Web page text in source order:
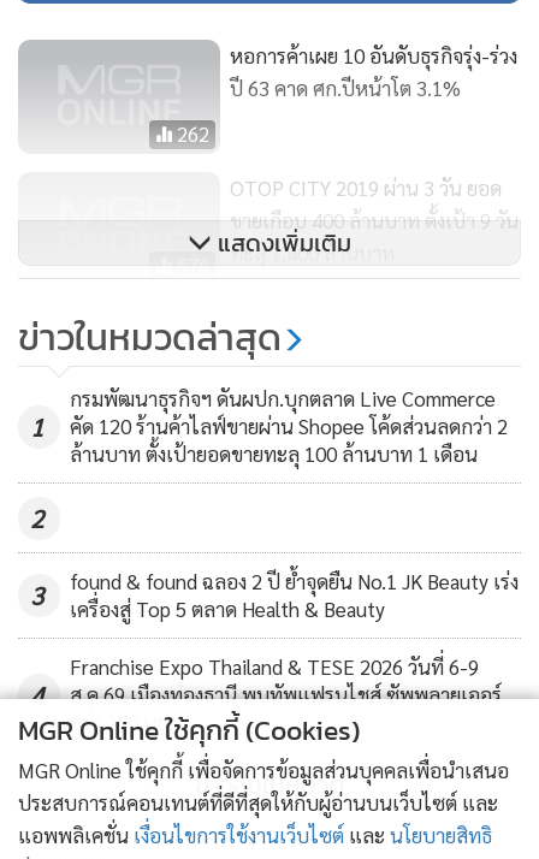
.ธุรกิจก่อสร้างและโครงสร้างพื้นฐาน ธุรกิจที่ปรึกษา
กฎหมาย บัญชี
และ อันดับ 10.ธุรกิจความเชื่อ ธุรกิจเกี่ยวด้านการท่องเที่ยวและ
ธุรกิจเครื่องสำอางและครีมบำรุงผิว และที่ธุรกิจความเชื่อ ที่ในปี
2562 ไม่ติด 1 ใน 10 ของธุรกิจดาวรุ่ง แต่มาติดในปีนี้ เนื่องจาก
ปัจจุบันคนจำนวนมากต้องการหาที่พึ่งยึดเหนี่ยวจิตใจทั้งด้าน
การงาน การเงิน ความรัก และความศรัทธา ประกอบกับความ
เชื่อเรื่องเครื่องรางของขลัง สิ่งศักดิ์สิทธิ์ เป็นสิ่งที่คู่กับอารยธรรม
สำคัญลูกค้าบางกลุ่มพร้อมที่จ่ายในทุกราคาเพื่อสิ่งที่ตนเองเชื่อ
262
หอการค้าเผย 10 อันดับธุรกิจรุ่ง-ร่วง
ปี 63 คาด ศก.ปีหน้าโต 3.1%
576
OTOP CITY 2019 ผ่าน 3 วัน ยอด
ขายเกือบ 400 ล้านบาท ตั้งเป้า 9 วัน
ทะลุ 1,400 ล้านบาท
539
ยิ่งใหญ่อาณาจักรของขวัญ วันแรก
ประเดิม 152 ล้านบาท
แสดงเพิ่มเติม
ข่าวในหมวดล่าสุด
1
กรมพัฒนาธุรกิจฯ ดันผปก.บุกตลาด Live Commerce
คัด 120 ร้านค้าไลฟ์ขายผ่าน Shopee โค้ดส่วนลดกว่า 2
ล้านบาท ตั้งเป้ายอดขายทะลุ 100 ล้านบาท 1 เดือน
2
3
found & found ฉลอง 2 ปี ย้ำจุดยืน No.1 JK Beauty เร่ง
เครื่องสู่ Top 5 ตลาด Health & Beauty
4
Franchise Expo Thailand & TESE 2026 วันที่ 6-9
ส.ค.69 เมืองทองธานี พบทัพแฟรนไชส์ ซัพพลายเออร์
กว่า 250 บูธ
ข่าวอื่นในหมวด
MGR Online ใช้คุกกี้ (Cookies)
MGR Online ใช้คุกกี้ เพื่อจัดการข้อมูลส่วนบุคคลเพื่อนำเสนอ
ประสบการณ์คอนเทนต์ที่ดีที่สุดให้กับผู้อ่านบนเว็บไซต์ และ
แอพพลิเคชั่น เงื่อนไขการใช้งานเว็บไซต์ และ นโยบายสิทธิ